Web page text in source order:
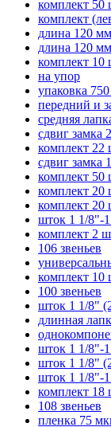
комплект 50
комплект
длина 120
длина 120
комплект 10
на упор
упаковка
передний и
средняя
сдвиг замка
комплект 22
сдвиг замка
комплект 50
комплект 20
комплект 20
шток 1 1/8"-
комплект 2
106 звеньев
комплект 10
100 звеньев
шток 1 1/8"
длинная
шток 1 1/8"-
шток 1 1/8"
шток 1 1/8"-
комплект 18
108 звеньев
пленка 75